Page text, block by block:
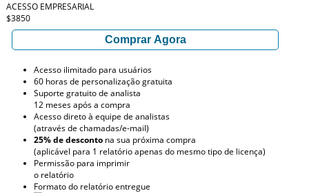
ACESSO EMPRESARIAL
$3850
Comprar Agora
Acesso ilimitado para usuários
60 horas de personalização gratuita
Suporte gratuito de analista
12 meses após a compra
Acesso direto à equipe de analistas
(através de chamadas/e-mail)
25% de desconto na sua próxima compra
(aplicável para 1 relatório apenas do mesmo tipo de licença)
Permissão para imprimir
o relatório
Formato do relatório entregue